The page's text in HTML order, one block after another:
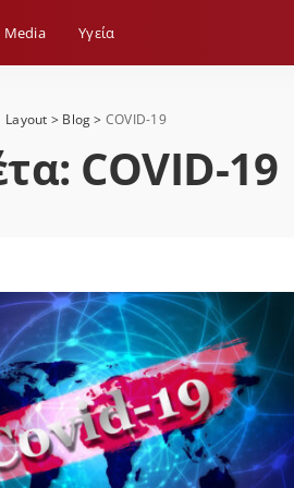
Media Yγεία
Layout > Blog> COVID-19
COVID-19